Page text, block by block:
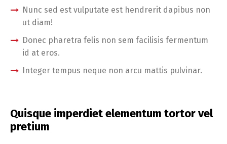
Nunc sed est vulputate est hendrerit dapibus non
ut diam!
Donec pharetra felis non sem facilisis fermentum
id at eros.
Integer tempus neque non arcu mattis pulvinar.
Quisque imperdiet elementum tortor vel
pretium